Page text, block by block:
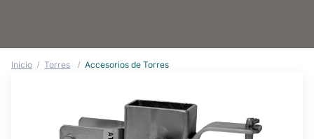
Inicio Torres Accesorios de Torres